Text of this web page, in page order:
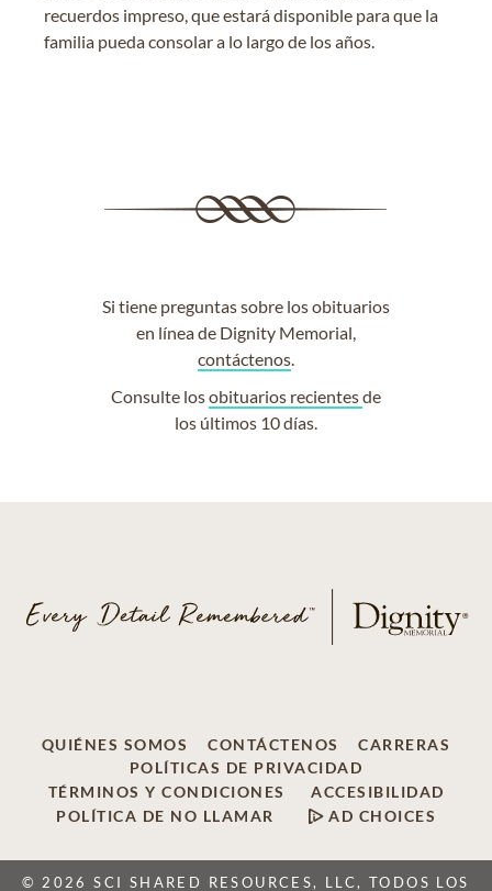
recuerdos impreso, que estará disponible para que la
familia pueda consolar a lo largo de los años.
Si tiene preguntas sobre los obituarios
en línea de Dignity Memorial,
contáctenos.
Consulte losobituarios recientesde
los últimos 10 días.
QUIÉNES SOMOS CONTÁCTENOS
CARRERAS
POLÍTICAS DE PRIVACIDAD
TÉRMINOS Y CONDICIONES
ACCESIBILIDAD
POLÍTICA DE NO LLAMAR
AD CHOICES
© 2026 SCI SHARED RESOURCES, LLC, TODOS LOS